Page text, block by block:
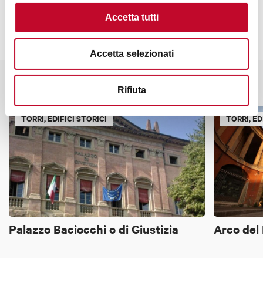
Accetta tutti
Accetta selezionati
Rifiuta
Potrebbe interessarti anche
TORRI, EDIFICI STORICI
Palazzo Baciocchi o di Giustizia
TORRI,
Arco del